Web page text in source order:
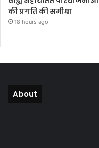
की प्रगति की समीक्षा
18 hours ago
About